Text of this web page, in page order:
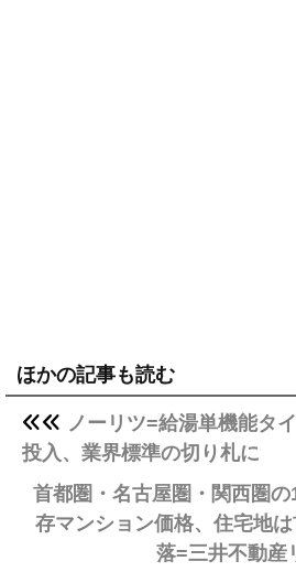
ほかの記事も読む
ノーリツ=給湯単機能タ
投入、業界標準の切り札に
首都圏・名古屋圏・関西圏
存マンション価格、住宅地
落=三井不動産